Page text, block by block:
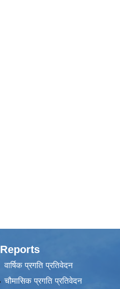
Reports
वार्षिक प्रगति प्रतिवेदन
चौमासिक प्रगति प्रतिवेदन